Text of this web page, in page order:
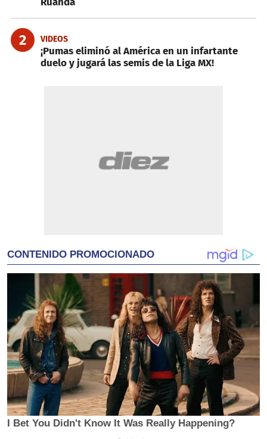
2 VIDEOS
¡Pumas eliminó al América en un infartante
duelo y jugará las semis de la Liga MX!